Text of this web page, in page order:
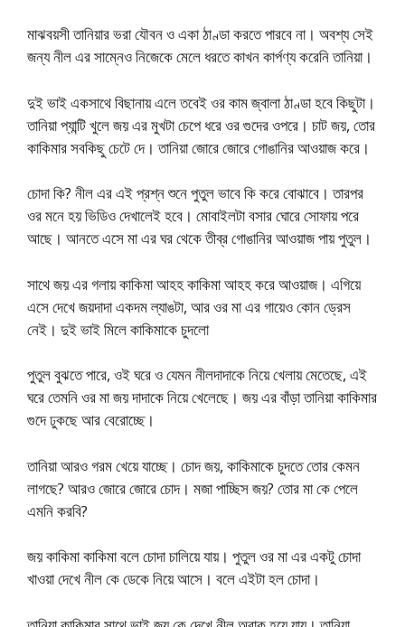
মাঝবয়সী তানিয়ার ভরা যৌবন ও একা ঠাণ্ডা করতে পারবে না। অবশ্য সেই
জন্য নীল এর সাম্নেও নিজেকে মেলে ধরতে কাখন কার্পণ্য করেনি তানিয়া।
দুই ভাই একসাথে বিছানায় এলে তবেই ওর কাম জ্বালা ঠাণ্ডা হবে কিছুটা।
তানিয়া প্যান্টি খুলে জয় এর মুখটা চেপে ধরে ওর গুদের ওপরে। চাট জয়, তোর
কাকিমার সবকিছু চেটে দে। তানিয়া জোরে জোরে গোঙানির আওয়াজ করে।
চোদা কি? নীল এর এই প্রশ্ন শুনে পুতুল ভাবে কি করে বোঝাবে। তারপর
ওর মনে হয় ভিডিও দেখালেই হবে। মোবাইলটা বসার ঘোরে সোফায় পরে
আছে। আনতে এসে মা এর ঘর থেকে তীব্র গোঙানির আওয়াজ পায় পুতুল।
সাথে জয় এর গলায় কাকিমা আহহ কাকিমা আহহ করে আওয়াজ। এগিয়ে
এসে দেখে জয়দাদা একদম ল্যাঙটা, আর ওর মা এর গায়েও কোন ড্রেস
নেই। দুই ভাই মিলে কাকিমাকে চুদলো
পুতুল বুঝতে পারে, ওই ঘরে ও যেমন নীলদাদাকে নিয়ে খেলায় মেতেছে, এই
ঘরে তেমনি ওর মা জয় দাদাকে নিয়ে খেলেছে। জয় এর বাঁড়া তানিয়া কাকিমার
গুদে ঢুকছে আর বেরোচ্ছে।
তানিয়া আরও গরম খেয়ে যাচ্ছে। চোদ জয়, কাকিমাকে চুদতে তোর কেমন
লাগছে? আরও জোরে জোরে চোদ। মজা পাচ্ছিস জয়? তোর মা কে পেলে
এমনি করবি?
জয় কাকিমা কাকিমা বলে চোদা চালিয়ে যায়। পুতুল ওর মা এর একটু চোদা
খাওয়া দেখে নীল কে ডেকে নিয়ে আসে। বলে এইটা হল চোদা।